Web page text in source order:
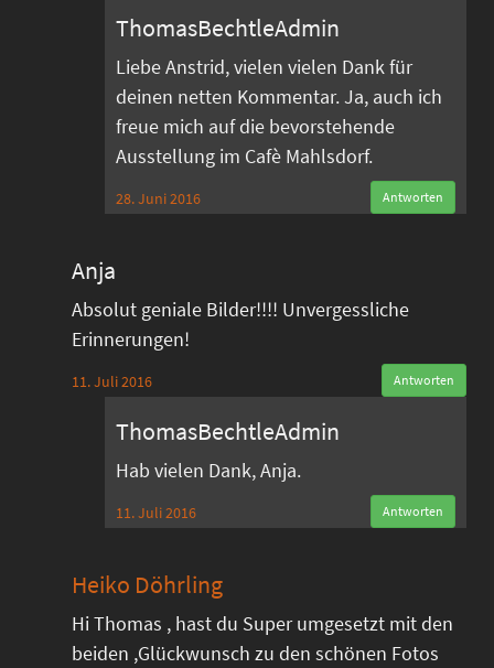
ThomasBechtleAdmin
Liebe Anstrid, vielen vielen Dank für
deinen netten Kommentar. Ja, auch ich
freue mich auf die bevorstehende
Ausstellung im Cafè Mahlsdorf.
28. Juni 2016 Antworten
Anja
Absolut geniale Bilder!!!! Unvergessliche
Erinnerungen!
11. Juli 2016 Antworten
ThomasBechtleAdmin
Hab vielen Dank, Anja.
11. Juli 2016 Antworten
Heiko Döhrling
Hi Thomas , hast du Super umgesetzt mit den
beiden ,Glückwunsch zu den schönen Fotos